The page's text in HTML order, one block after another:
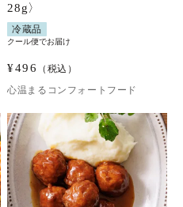
28g〉
冷蔵品
クール便でお届け
¥496
（税込）
心温まるコンフォートフード